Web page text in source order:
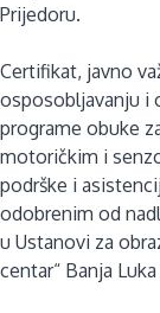
Prijedoru.
Certifikat, javno
osposobljavanju i
programe obuke
motoričkim i
podrške i
odobrenim od
u Ustanovi za
centar“ Banja Luka